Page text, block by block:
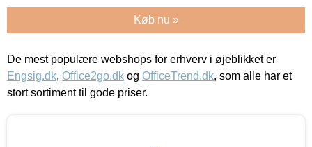
Køb nu »
De mest populære webshops for erhverv i øjeblikket er
Engsig.dk, Office2go.dk og OfficeTrend.dk, som alle har et
stort sortiment til gode priser.